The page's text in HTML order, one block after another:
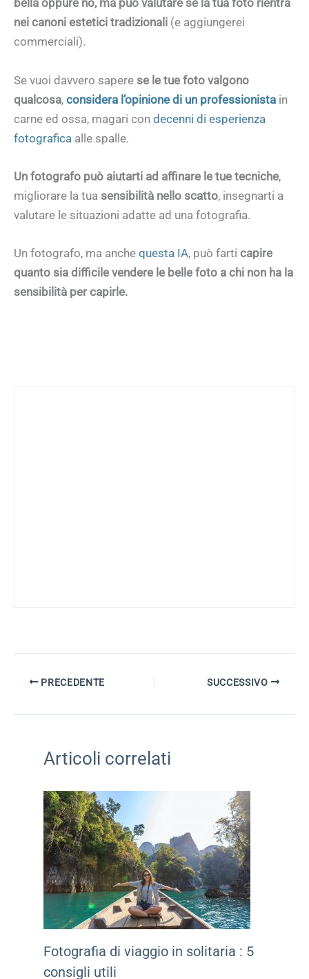
bella oppure no, ma può valutare se la tua foto rientra
nei canoni estetici tradizionali (e aggiungerei
commerciali).
Se vuoi davvero sapere se le tue foto valgono
qualcosa, considera l’opinione di un professionista in
carne ed ossa, magari con decenni di esperienza
fotografica alle spalle.
Un fotografo può aiutarti ad affinare le tue tecniche,
migliorare la tua sensibilità nello scatto, insegnarti a
valutare le situazioni adatte ad una fotografia.
Un fotografo, ma anche questa IA, può farti capire
quanto sia difficile vendere le belle foto a chi non ha la
sensibilità per capirle.
PRECEDENTE SUCCESSIVO
Articoli correlati
Fotografia di viaggio in solitaria : 5
consigli utili